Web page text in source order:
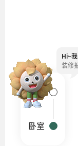
客厅
卧室
Hi~
装修